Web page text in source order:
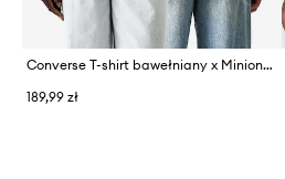
Converse T-shirt bawełniany x Minions & Monsters
189,99 zł